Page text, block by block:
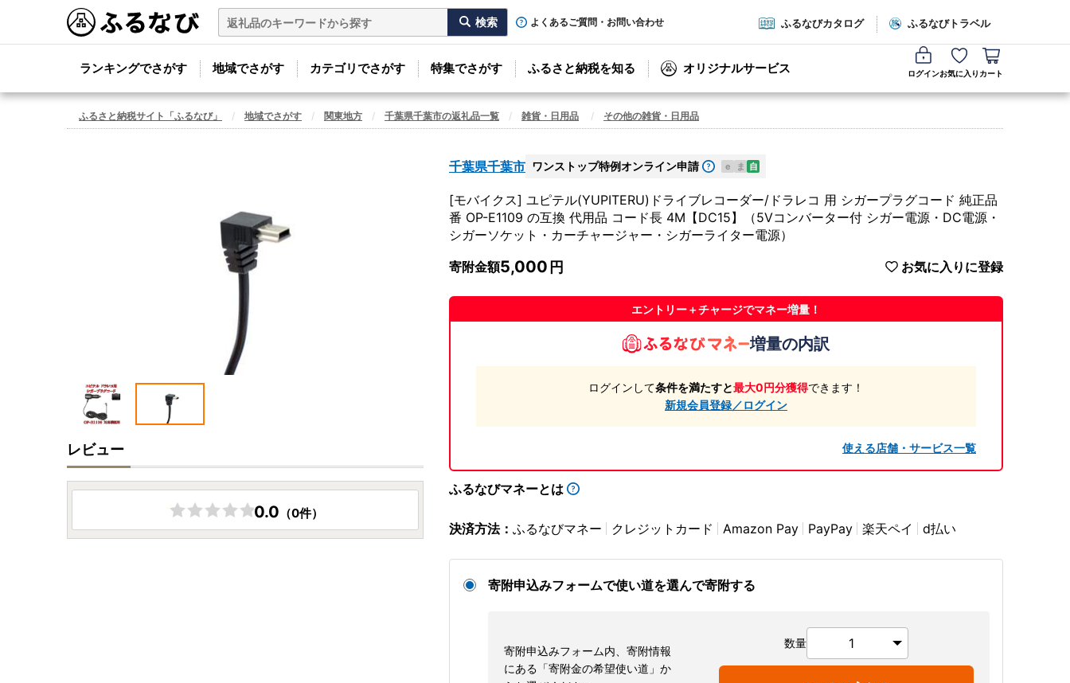
よくあるご質問・お問い合わせ ふるなびカタログ ふるなびトラベル
ランキングでさがす 地域でさがす カテゴリでさがす 特集でさがす ふるさと納税を知る オリジナルサービス ログインお気に入り カート
ふるさと納税サイト「ふるなび」 地域でさがす 関東地方 千葉県千葉市の返礼品一覧 雑貨・日用品 その他の雑貨・日用品
千葉県千葉市 ワンストップ特例オンライン申請 e ま 自
[モバイクス] ユピテル(YUPITERU)ドライブレコーダー/ドラレコ 用 シガープラグコード 純正品
番 OP-E1109 の互換 代用品 コード長 4M【DC15】（5Vコンバーター付 シガー電源・DC電源・
シガーソケット・カーチャージャー・シガーライター電源）
寄附金額5,000 お気に入りに登録
エントリー＋チャージでマネー増量！
増量の内訳
ログインして条件を満たすと最大0円分獲得できます！
新規会員登録／ログイン
使える店舗・サービス一覧
ふるなびマネーとは
決済方法： ふるなびマネー クレジットカード Amazon Pay PayPay 楽天ペイ d払い
寄附申込みフォームで使い道を選んで寄附する
寄附申込みフォーム内、寄附情報
にある「寄附金の希望使い道」か
数量
レビュー
0.0 （0件）